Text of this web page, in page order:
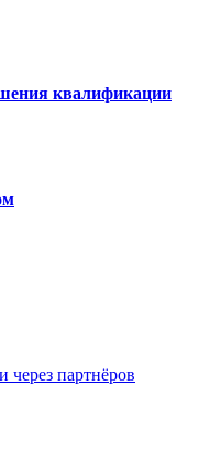
квалификации
партнёров